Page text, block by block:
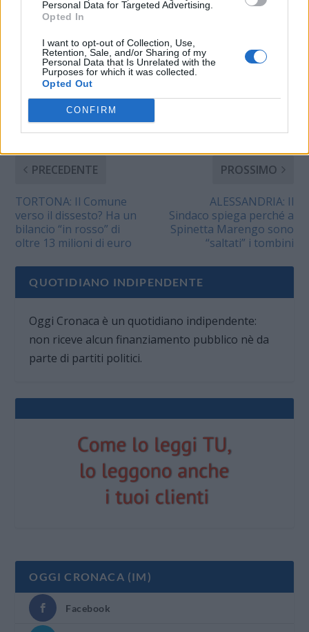
Personal Data for Targeted Advertising.
Opted In
I want to opt-out of Collection, Use,
Retention, Sale, and/or Sharing of my
Personal Data that Is Unrelated with the
Purposes for which it was collected.
Opted Out
CONFIRM
finendo nell'acqua.
Inutili i soccorsi del 118
inutilmente di…
CONDIVIDERE:
VALUTARE:
PRECEDENTE
TORTONA: Il Comune
verso il dissesto? Ha un
bilancio “in rosso” di
oltre 13 milioni di euro
PROSSIMO
ALESSANDRIA: Il
Sindaco spiega perché a
Spinetta Marengo sono
“saltati” i tombini
QUOTIDIANO INDIPENDENTE
Oggi Cronaca è un quotidiano indipendente:
non riceve alcun finanziamento pubblico nè da
parte di partiti politici.
OGGI CRONACA (IM)
Facebook